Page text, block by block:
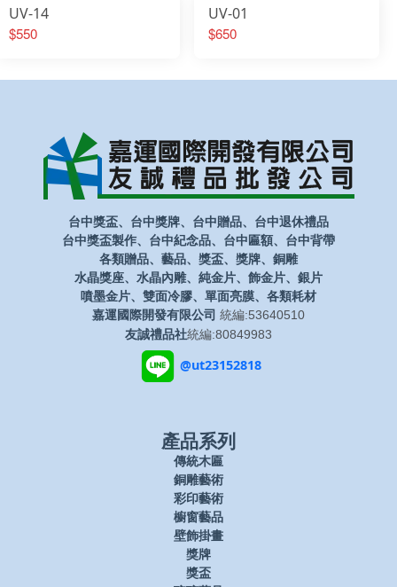
UV-14
$550
UV-01
$650
台中獎盃、台中獎牌、台中贈品、台中退休禮品
台中獎盃製作、台中紀念品、台中匾額、台中背帶
各類贈品、藝品、獎盃、獎牌、銅雕
水晶獎座、水晶內雕、純金片、飾金片、銀片
噴墨金片、雙面冷膠、單面亮膜、各類耗材
嘉運國際開發有限公司 統編:53640510
友誠禮品社統編:80849983
@ut23152818
產品系列
傳統木匾
銅雕藝術
彩印藝術
櫥窗藝品
壁飾掛畫
獎牌
獎盃